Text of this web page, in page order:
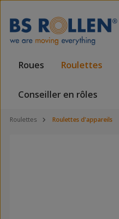
Roues Roulettes
Conseiller en rôles
Roulettes Roulettes d'appareils